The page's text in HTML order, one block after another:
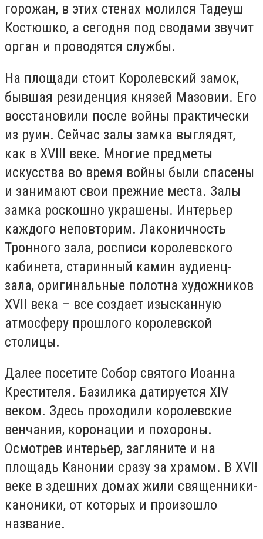
горожан, в этих стенах молился Тадеуш
Костюшко, а сегодня под сводами звучит
орган и проводятся службы.
На площади стоит Королевский замок,
бывшая резиденция князей Мазовии. Его
восстановили после войны практически
из руин. Сейчас залы замка выглядят,
как в XVIII веке. Многие предметы
искусства во время войны были спасены
и занимают свои прежние места. Залы
замка роскошно украшены. Интерьер
каждого неповторим. Лаконичность
Тронного зала, росписи королевского
кабинета, старинный камин аудиенц-
зала, оригинальные полотна художников
XVII века – все создает изысканную
атмосферу прошлого королевской
столицы.
Далее посетите Собор святого Иоанна
Крестителя. Базилика датируется XIV
веком. Здесь проходили королевские
венчания, коронации и похороны.
Осмотрев интерьер, загляните и на
площадь Канонии сразу за храмом. В XVII
веке в здешних домах жили священники-
каноники, от которых и произошло
название.